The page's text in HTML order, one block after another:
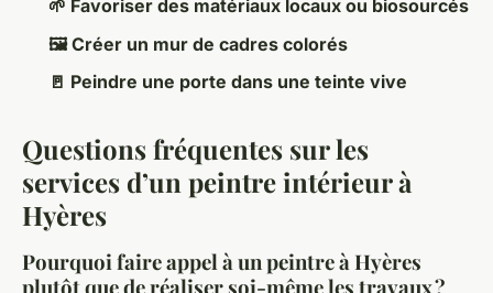
🌱 Favoriser des matériaux locaux ou biosourcés
🖼️ Créer un mur de cadres colorés
🚪 Peindre une porte dans une teinte vive
Questions fréquentes sur les
services d’un peintre intérieur à
Hyères
Pourquoi faire appel à un peintre à Hyères
plutôt que de réaliser soi-même les travaux ?